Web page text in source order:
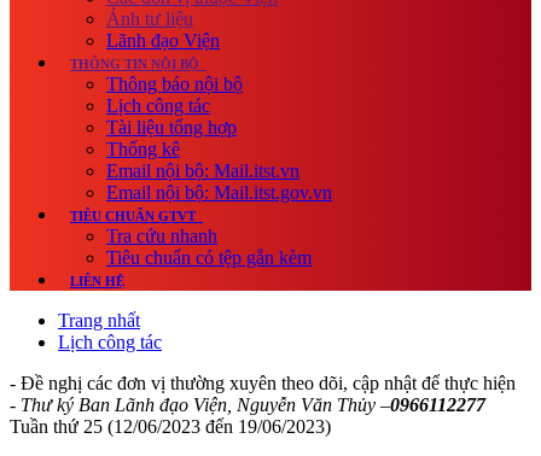
Ảnh tư liệu
Lãnh đạo Viện
THÔNG TIN NỘI BỘ
Thông báo nội bộ
Lịch công tác
Tài liệu tổng hợp
Thống kê
Email nội bộ: Mail.itst.vn
Email nội bộ: Mail.itst.gov.vn
TIÊU CHUẨN GTVT
Tra cứu nhanh
Tiêu chuẩn có tệp gắn kèm
LIÊN HỆ
Trang nhất
Lịch công tác
- Đề nghị các đơn vị thường xuyên theo dõi, cập nhật để thực hiện
- Thư ký Ban Lãnh đạo Viện, Nguyễn Văn Thủy –0966112277
Tuần thứ 25 (12/06/2023 đến 19/06/2023)